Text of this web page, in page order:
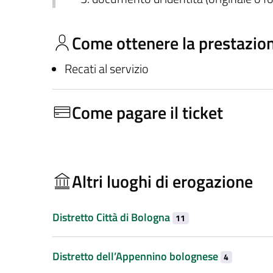
Come ottenere la
Recati al servizio
Come pagare il ticket
Altri luoghi di erogazione
Distretto Città di Bologna 11
Distretto dell’Appennino bolognese 4